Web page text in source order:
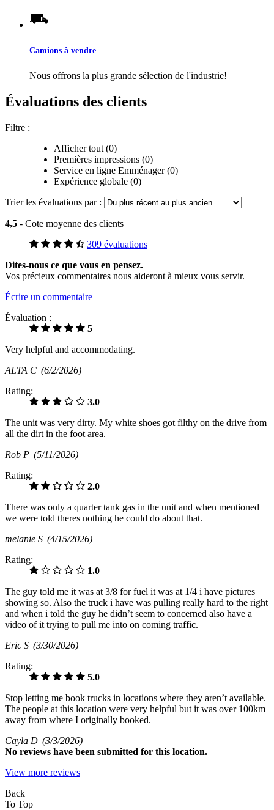
Camions à vendre
Nous offrons la plus grande sélection de l'industrie!
Évaluations des clients
Filtre :
Afficher tout (0)
Premières impressions (0)
Service en ligne Emménager (0)
Expérience globale (0)
Trier les évaluations par :
4,5 - Cote moyenne des clients
309 évaluations
Dites-nous ce que vous en pensez.
Vos précieux commentaires nous aideront à mieux vous servir.
Écrire un commentaire
Évaluation :
5
Very helpful and accommodating.
ALTA C (6/2/2026)
Rating:
3.0
The unit was very dirty. My white shoes got filthy on the drive from
all the dirt in the foot area.
Rob P (5/11/2026)
Rating:
2.0
There was only a quarter tank gas in the unit and when mentioned
we were told theres nothing he could do about that.
melanie S (4/15/2026)
Rating:
1.0
The guy told me it was at 3/8 for fuel it was at 1/4 i have pictures
showing so. Also the truck i have was pulling really hard to the right
and when i told the guy he didn’t seem to concerned also have a
video of it trying to pull me into on coming traffic.
Eric S (3/30/2026)
Rating:
5.0
Stop letting me book trucks in locations where they aren’t available.
The people at this location were very helpful but it was over 100km
away from where I originally booked.
Cayla D (3/3/2026)
No reviews have been submitted for this location.
View more reviews
Back
To Top